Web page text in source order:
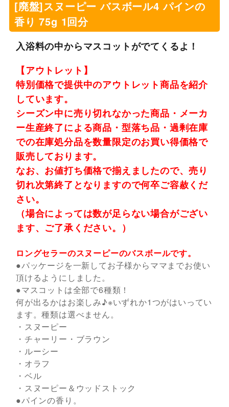
[廃盤]スヌーピー バスボール4 パインの
香り 75g 1回分
入浴料の中からマスコットがでてくるよ！
【アウトレット】
特別価格で提供中のアウトレット商品を紹介
しています。
シーズン中に売り切れなかった商品・メーカ
ー生産終了による商品・型落ち品・過剰在庫
での在庫処分品を数量限定のお買い得価格で
販売しております。
なお、お値打ち価格で揃えましたので、売り
切れ次第終了となりますので何卒ご容赦くだ
さい。
（場合によっては数が足らない場合がござい
ます、ご了承ください。）
ロングセラーのスヌーピーのバスボールです。
●パッケージを一新してお子様からママまでお使い
頂けるようにしました。
●マスコットは全部で6種類！
何が出るかはお楽しみ♪※いずれか1つがはいってい
ます。種類は選べません。
・スヌーピー
・チャーリー・ブラウン
・ルーシー
・オラフ
・ベル
・スヌーピー＆ウッドストック
●パインの香り。